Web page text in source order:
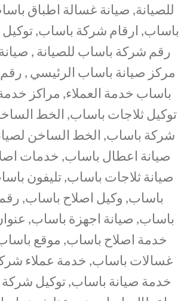
للصيانة, صيانة غسالة اطباق
باساب, ارقام شركة باساب,
رقم شركة باساب للصيانة ,
مركز صيانة باساب الرئيسي ,
باساب خدمة العملاء, مراكز
توكيل ثلاجات باساب, الخط
شركة باساب, الخط الساخن
صيانة اعطال باساب, خدمات
صيانة ثلاجات باساب, تليفون
باساب, وكيل اصلاح باساب,
باساب, صيانة اجهزة باساب,
خدمة اصلاح باساب, موقع
غسالات باساب, خدمة عملاء
خدمة صيانة باساب, توكيل شركة